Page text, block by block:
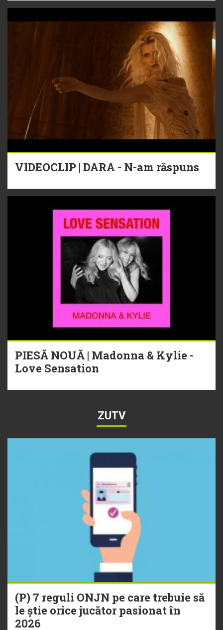
VIDEOCLIP | DARA - N-am răspuns
PIESĂ NOUĂ | Madonna & Kylie -
Love Sensation
ZUTV
(P) 7 reguli ONJN pe care trebuie să
le știe orice jucător pasionat în
2026